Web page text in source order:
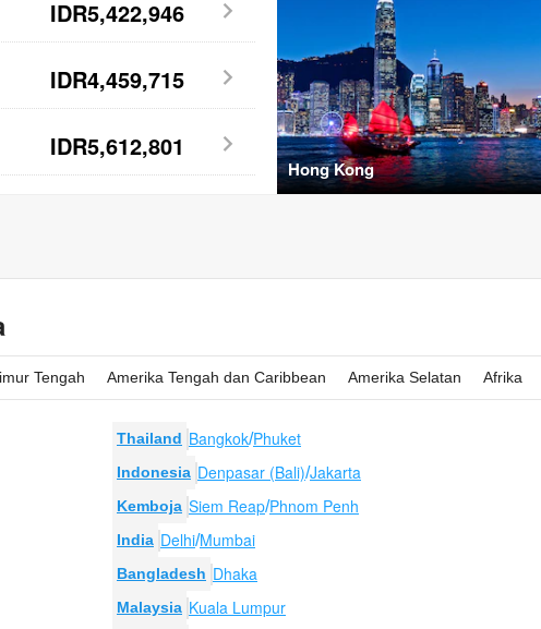
Hong Kong
IDR5,422,946
IDR4,459,715
IDR5,612,801
Tengah Amerika Tengah dan Caribbean Amerika Selatan Afrika
Thailand Bangkok/Phuket
Indonesia Denpasar (Bali)/Jakarta
Kemboja Siem Reap/Phnom Penh
India Delhi/Mumbai
Bangladesh Dhaka
Malaysia Kuala Lumpur